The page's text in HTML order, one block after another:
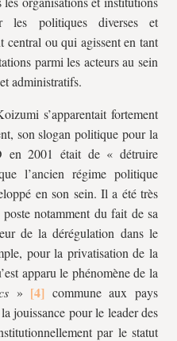
politiques diverses et
central ou qui agissent en tant
parmi les acteurs au sein
administratifs.
s’apparentait fortement
son slogan politique pour la
2001 était de « détruire
l’ancien régime politique
en son sein. Il a été très
notamment du fait de sa
de la dérégulation dans le
pour la privatisation de la
apparu le phénomène de la
»
commune aux pays
jouissance pour le leader des
par le statut